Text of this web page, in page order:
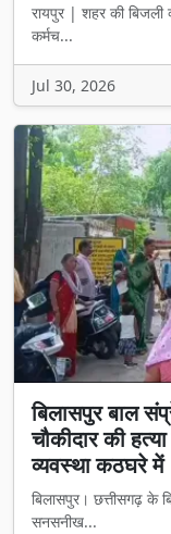
रायपुर | शहर की
कर्मच...
Jul 30, 2026
बिलासपुर बाल
चौकीदार की
व्यवस्था कठघरे में
बिलासपुर। छत्तीसगढ़ के
सनसनीख...